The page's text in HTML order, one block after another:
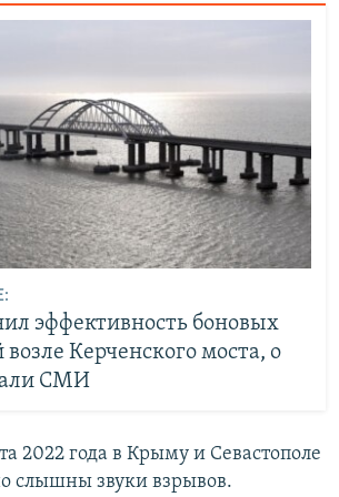
эффективность боновых
Керченского моста, о
СМИ
2022 года в Крыму и Севастополе
слышны звуки взрывов.